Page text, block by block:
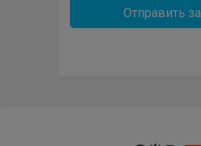
Отправить